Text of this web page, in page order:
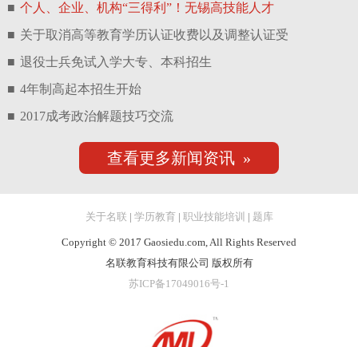
■ 个人、企业、机构“三得利”！无锡高技能人才
■ 关于取消高等教育学历认证收费以及调整认证受
■ 退役士兵免试入学大专、本科招生
■ 4年制高起本招生开始
■ 2017成考政治解题技巧交流
查看更多新闻资讯 »
关于名联 | 学历教育| 职业技能培训 | 题库
Copyright © 2017 Gaosiedu.com, All Rights Reserved
名联教育科技有限公司 版权所有
苏ICP备17049016号-1